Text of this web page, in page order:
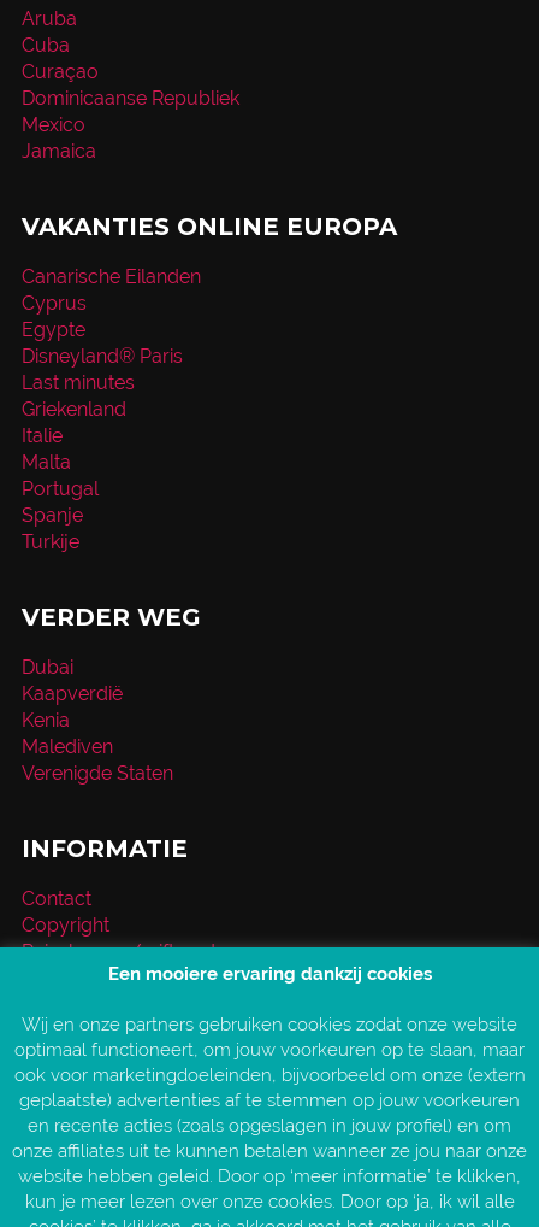
Aruba
Cuba
Curaçao
Dominicaanse Republiek
Mexico
Jamaica
VAKANTIES ONLINE EUROPA
Canarische Eilanden
Cyprus
Egypte
Disneyland® Paris
Last minutes
Griekenland
Italie
Malta
Portugal
Spanje
Turkije
VERDER WEG
Dubai
Kaapverdië
Kenia
Malediven
Verenigde Staten
INFORMATIE
Contact
Copyright
Reischeque / giftcard
Over VakantieXperts
Service en vragen
Vind jouw VakantieXpert
Vacatures
AANGESLOTEN BIJ:
Een mooiere ervaring dankzij cookies
Wij en onze partners gebruiken cookies zodat onze website
optimaal functioneert, om jouw voorkeuren op te slaan, maar
ook voor marketingdoeleinden, bijvoorbeeld om onze (extern
geplaatste) advertenties af te stemmen op jouw voorkeuren
en recente acties (zoals opgeslagen in jouw profiel) en om
onze affiliates uit te kunnen betalen wanneer ze jou naar onze
website hebben geleid. Door op ‘meer informatie’ te klikken,
kun je meer lezen over onze cookies. Door op ‘ja, ik wil alle